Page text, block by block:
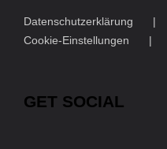
Datenschutzerklärung
Cookie-Einstellungen
GET SOCIAL